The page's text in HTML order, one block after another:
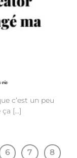
vie
c’est un peu
[...]
6 7 8